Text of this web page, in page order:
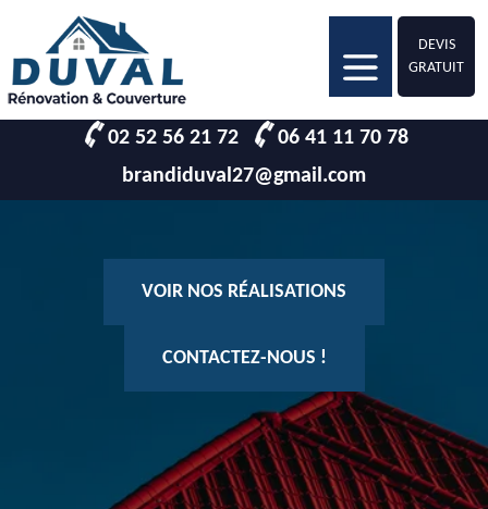
DEVIS
GRATUIT
02 52 56 21 72
06 41 11 70 78
brandiduval27@gmail.com
VOIR NOS RÉALISATIONS
CONTACTEZ-NOUS !